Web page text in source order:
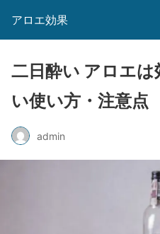
アロエ効果
二日酔い アロエ
い使い方・注意点
admin